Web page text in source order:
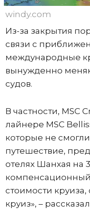
windy.com
Из-за закрытия
связи с
международные
вынужденно
судов.
В частности, MSC
лайнере MSC
которые не
путешествие,
отелях Шанхая на
компенсационный
стоимости
круиз», –